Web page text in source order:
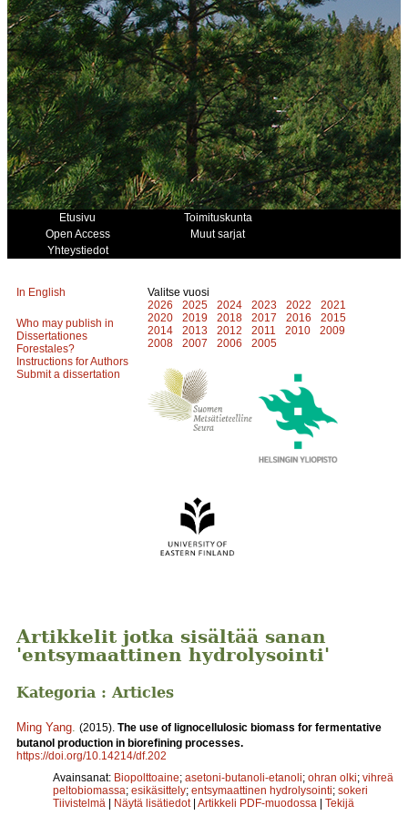
Etusivu
Toimituskunta
Open Access
Muut sarjat
Yhteystiedot
In English
Who may publish in
Dissertationes
Forestales?
Instructions for Authors
Submit a dissertation
Valitse vuosi
2026
2025 2024 2023 2022
2021
2020
2019 2018 2017 2016
2015
2014
2013 2012 2011 2010
2009
2008
2007 2006 2005
Artikkelit jotka sisältää sanan
'entsymaattinen hydrolysointi'
Kategoria : Articles
Ming Yang (2015). The use of lignocellulosic biomass for fermentative
butanol production in biorefining processes.
https://doi.org/10.14214/df.202
Avainsanat: Biopolttoaine; asetoni-butanoli-etanoli; ohran olki; vihreä
peltobiomassa; esikäsittely; entsymaattinen hydrolysointi; sokeri
Tiivistelmä | Näytä lisätiedot | Artikkeli PDF-muodossa | Tekijä